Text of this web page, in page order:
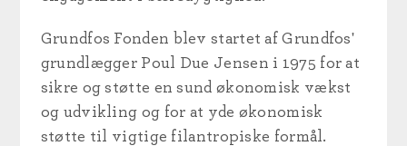
Grundfos Fonden blev startet af Grundfos'
grundlægger Poul Due Jensen i 1975 for at
sikre og støtte en sund økonomisk vækst
og udvikling og for at yde økonomisk
støtte til vigtige filantropiske formål.